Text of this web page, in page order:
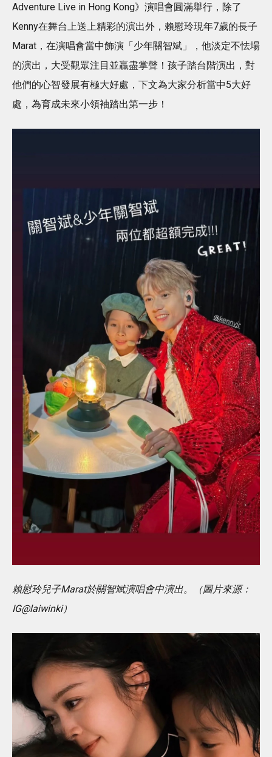
Adventure Live in Hong Kong》演唱會圓滿舉行，除了
Kenny在舞台上送上精彩的演出外，賴慰玲現年7歲的長子
Marat，在演唱會當中飾演「少年關智斌」，他淡定不怯場
的演出，大受觀眾注目並贏盡掌聲！孩子踏台階演出，對
他們的心智發展有極大好處，下文為大家分析當中5大好
處，為育成未來小領袖踏出第一步！
賴慰玲兒子Marat於關智斌演唱會中演出。（圖片來源：
IG@laiwinki）